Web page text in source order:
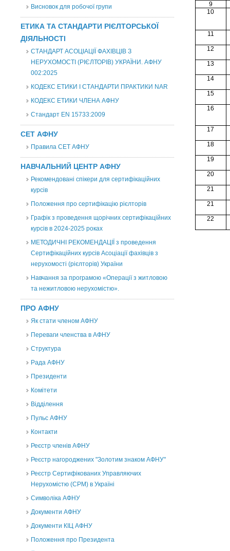
Висновок для робочої групи
ЕТИКА ТА СТАНДАРТИ РІЄЛТОРСЬКОЇ
ДІЯЛЬНОСТІ
СТАНДАРТ АСОЦІАЦІЇ ФАХІВЦІВ З
НЕРУХОМОСТІ (РІЄЛТОРІВ) УКРАЇНИ. АФНУ
002:2025
КОДЕКС ЕТИКИ І СТАНДАРТИ ПРАКТИКИ NAR
КОДЕКС ЕТИКИ ЧЛЕНА АФНУ
Стандарт EN 15733:2009
СЕТ АФНУ
Правила СЕТ АФНУ
НАВЧАЛЬНИЙ ЦЕНТР АФНУ
Рекомендовані спікери для сертифікаційних
курсів
Положення про сертифікацію рієлторів
Графік з проведення щорічних сертифікаційних
курсів в 2024-2025 роках
МЕТОДИЧНІ РЕКОМЕНДАЦІЇ з проведення
Сертифікаційних курсів Асоціації фахівців з
нерухомості (рієлторів) України
Навчання за програмою «Операції з житловою
та нежитловою нерухомістю».
ПРО АФНУ
Як стати членом АФНУ
Переваги членства в АФНУ
Структура
Рада АФНУ
Президенти
Комітети
Відділення
Пульс АФНУ
Контакти
Реєстр членів АФНУ
Реєстр нагороджених "Золотим знаком АФНУ"
Реєстр Сертифікованих Управляючих
Нерухомістю (CPM) в Україні
Символіка АФНУ
Документи АФНУ
Документи КІЦ АФНУ
Положення про Президента
9
10
11
12
13
14
15
16
17
18
19
20
21
21
22